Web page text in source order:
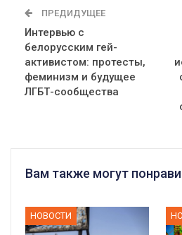
ПРЕДИДУЩЕЕ
Интервью с
белорусским гей-
активистом: протесты,
феминизм и будущее
ЛГБТ-сообщества
Вам также могут
НОВОСТИ